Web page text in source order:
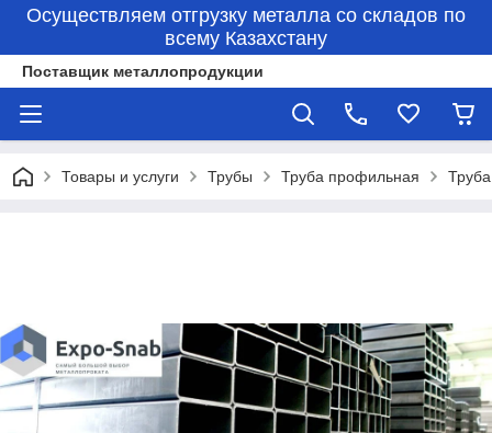
Осуществляем отгрузку металла со складов по
всему Казахстану
Поставщик металлопродукции
Товары и услуги Трубы Труба профильная